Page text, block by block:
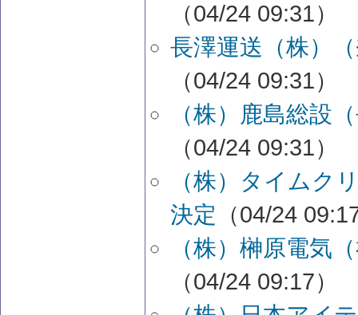
（04/24 09:31）
長澤運送（株）
（04/24 09:31）
（株）鹿島総設
（04/24 09:31）
（株）タイムク
決定 （04/24
（株）榊原電気
（04/24 09:17）